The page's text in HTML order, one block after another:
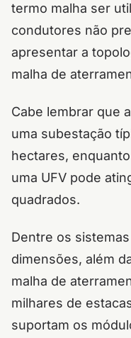
termo malha ser
condutores não
apresentar a
malha de
Cabe lembrar que
uma subestação
hectares,
uma UFV pode
quadrados.
Dentre os
dimensões, além
malha de
milhares de
suportam os